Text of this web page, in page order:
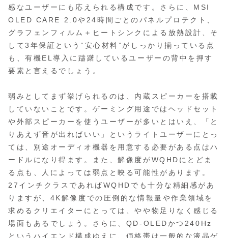
感なユーザーにも応えられる構成です。さらに、MSI
OLED CARE 2.0や24時間ごとのパネルプロテクト、
グラフェンフィルム＋ヒートシンクによる放熱設計、そ
して3年保証という“安心材料”がしっかり揃っている点
も、有機EL導入に躊躇しているユーザーの背中を押す
要素と言えるでしょう。
弱みとしてまず挙げられるのは、内蔵スピーカーを搭載
していないことです。ゲーミング用途ではヘッドセット
や外部スピーカーを使うユーザーが多いとはいえ、「と
りあえず音が出ればいい」というライトユーザーにとっ
ては、別途オーディオ機器を用意する必要がある点はハ
ードルになり得ます。また、解像度がWQHDにとどま
る点も、人によっては弱点と映る可能性があります。
27インチクラスであればWQHDでも十分な精細感があ
りますが、4K解像度での圧倒的な情報量や作業領域を
求めるクリエイターにとっては、やや物足りなく感じる
場面もあるでしょう。さらに、QD-OLEDかつ240Hz
というハイエンド構成ゆえに、価格帯は一般的な液晶ゲ